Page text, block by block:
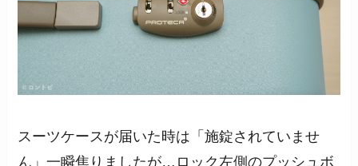
スーツケースが届いた時は「施錠されていませ
ん」一瞬焦りましたが…ロック左側のプッシュボ